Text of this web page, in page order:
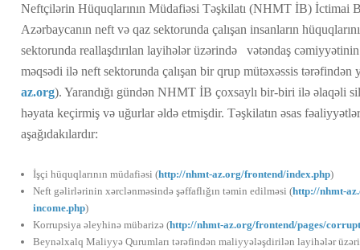
Neftçilərin Hüquqlarının Müdafiəsi Təşkilatı (NHMT İB) İctimai
Azərbaycanın neft və qaz sektorunda çalışan insanların
sektorunda reallaşdırılan layihələr üzərində vətəndaş
məqsədi ilə neft sektorunda çalışan bir qrup mütəxəssis tərəfindən
az.org). Yarandığı gündən NHMT İB çoxsaylı bir-biri ilə əlaqəli
həyata keçirmiş və uğurlar əldə etmişdir. Təşkilatın əsas
aşağıdakılardır:
İşçi hüquqlarının müdafiəsi (http://nhmt-az.org/frontend/index.php)
Neft gəlirlərinin xərclənməsində şəffaflığın təmin edilməsi (http://nhmt-
income.php)
Korrupsiya əleyhinə mübarizə (http://nhmt-az.org/frontend/pages/
Beynəlxalq Maliyyə Qurumları tərəfindən maliyyələşdirilən layihələr